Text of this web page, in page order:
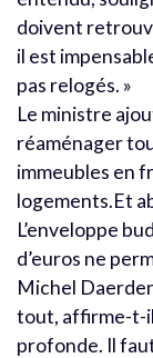
doivent
il est
pas relogés. »
Le ministre
réaménager
immeubles en
logements.Et
L’enveloppe
d’euros ne
Michel
tout, affirme-t-
profonde. Il